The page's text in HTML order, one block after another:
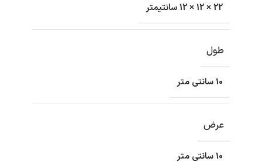
22 × 12 × 12 سانتیمتر
طول
10 سانتی متر
عرض
10 سانتی متر